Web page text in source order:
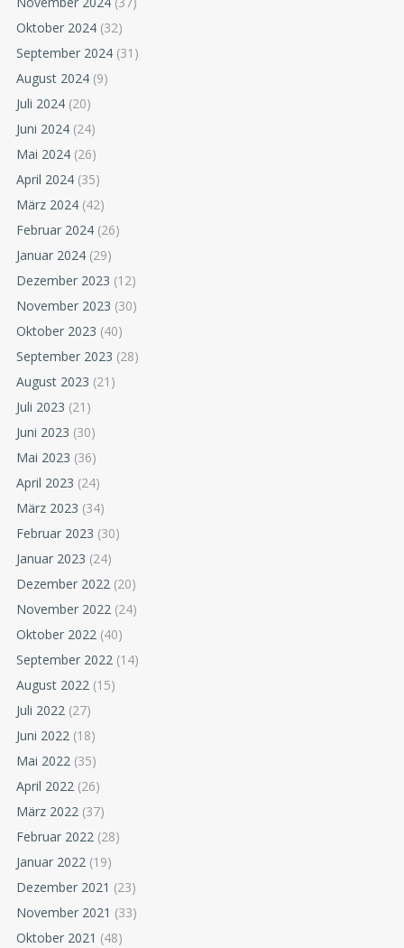
Oktober 2024 (32)
September 2024 (31)
August 2024 (9)
Juli 2024 (20)
Juni 2024 (24)
Mai 2024 (26)
April 2024 (35)
März 2024 (42)
Februar 2024 (26)
Januar 2024 (29)
Dezember 2023 (12)
November 2023 (30)
Oktober 2023 (40)
September 2023 (28)
August 2023 (21)
Juli 2023 (21)
Juni 2023 (30)
Mai 2023 (36)
April 2023 (24)
März 2023 (34)
Februar 2023 (30)
Januar 2023 (24)
Dezember 2022 (20)
November 2022 (24)
Oktober 2022 (40)
September 2022 (14)
August 2022 (15)
Juli 2022 (27)
Juni 2022 (18)
Mai 2022 (35)
April 2022 (26)
März 2022 (37)
Februar 2022 (28)
Januar 2022 (19)
Dezember 2021 (23)
November 2021 (33)
Oktober 2021 (48)